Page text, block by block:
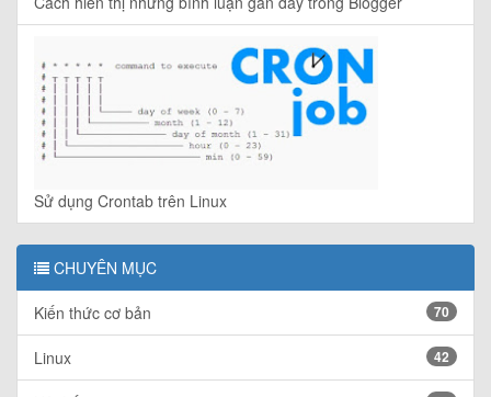
Sử dụng Crontab trên Linux
CHUYÊN MỤC
Kiến thức cơ bản 70
Linux 42